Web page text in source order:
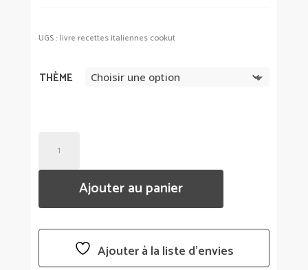
UGS : livre recettes italiennes cookut
THÈME
LIVRE
RECETTES
DE
L'INCROYABLE
COCOTTE
-3
Ajouter au panier
Ajouter à la liste d’envies